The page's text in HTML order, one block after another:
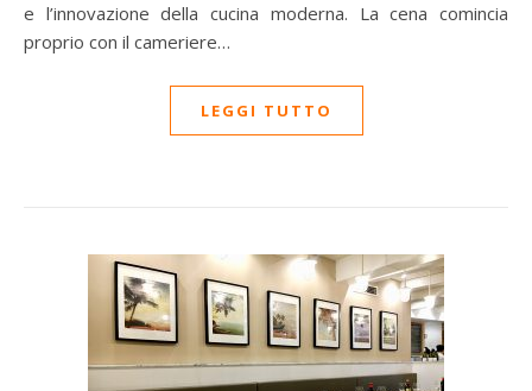
e l’innovazione della cucina moderna. La cena comincia
proprio con il cameriere…
LEGGI TUTTO